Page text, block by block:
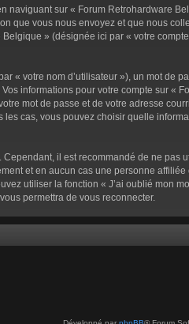
sur « Forum Retrohardware
que vous nous envoyez et que nous
» (désignée ici par « votre
« votre nom d’utilisateur »), un mot
informations pour votre compte sur
mot de passe et de votre adresse
cas, vous pouvez choisir quelle
il est recommandé de ne
et en aucun cas une personne
utiliser la fonction « J’ai oublié mon
permettra de vous reconnecter.